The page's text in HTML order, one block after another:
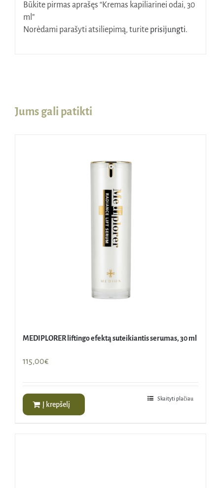
Būkite pirmas aprašęs “Kremas kapiliarinei odai, 30
ml”
Norėdami parašyti atsiliepimą, turite prisijungti.
Jums gali patikti
MEDIPLORER liftingo efektą suteikiantis serumas, 30 ml
115,00€
Į krepšelį
Skaityti plačiau